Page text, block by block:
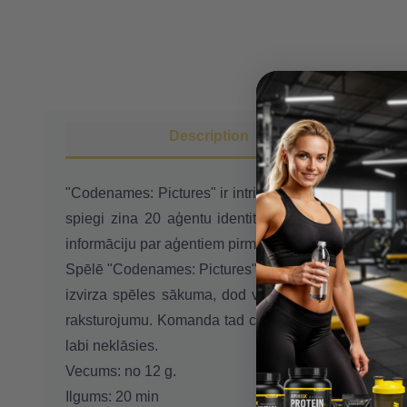
Description
"Codenames: Pictures" ir intrigas pilna galda spēle
spiegi zina 20 aģentu identitātes. Viņu
informāciju par aģentiem pirms to izdara pretinieku
Spēlē "Codenames: Pictures" divas komandas
izvirza spēles sākuma, dod viena vārda
raksturojumu. Komanda tad cenšas uzminēt
labi neklāsies.
Vecums: no 12 g.
Ilgums: 20 min